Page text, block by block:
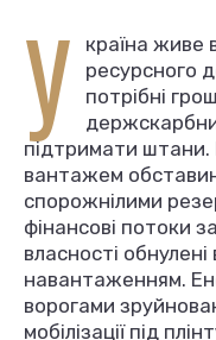
У
країна живе
ресурсного
потрібні
підтримати штани.
вантажем
спорожнілими
фінансові потоки
власності
навантаженням.
ворогами
мобілізації під